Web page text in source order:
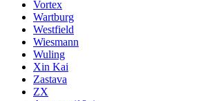
Vortex
Wartburg
Westfield
Wiesmann
Wuling
Xin Kai
Zastava
ZX